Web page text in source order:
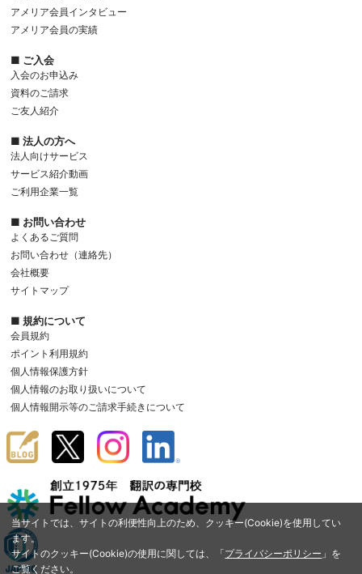
当サイトでは、サイトの利便性向上のため、クッキー(Cookie)を使用してい
ます。
サイトのクッキー(Cookie)の使用に関しては、「プライバシーポリシー 」を
ご覧ください。
アメリア会員インタビュー
アメリア会員の実績
■ ご入会
入会のお申込み
資料のご請求
ご友人紹介
■ 法人の方へ
法人向けサービス
サービス紹介動画
ご利用企業一覧
■ お問い合わせ
よくあるご質問
お問い合わせ（連絡先）
会社概要
サイトマップ
■ 規約について
会員規約
ポイント利用規約
個人情報保護方針
個人情報のお取り扱いについて
個人情報開示等のご請求手続きについて